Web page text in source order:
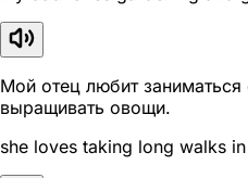
Мой отец любит
выращивать овощи.
she loves taking long walks